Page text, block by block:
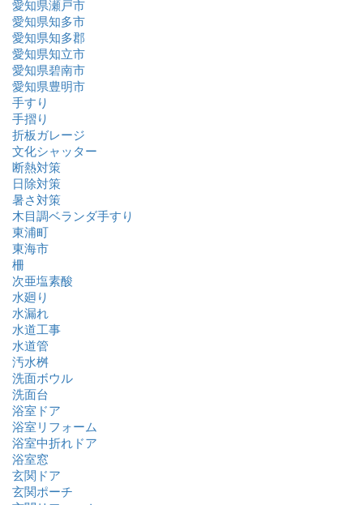
愛知県瀬戸市
愛知県知多市
愛知県知多郡
愛知県知立市
愛知県碧南市
愛知県豊明市
手すり
手摺り
折板ガレージ
文化シャッター
断熱対策
日除対策
暑さ対策
木目調ベランダ手すり
東浦町
東海市
柵
次亜塩素酸
水廻り
水漏れ
水道工事
水道管
汚水桝
洗面ボウル
洗面台
浴室ドア
浴室リフォーム
浴室中折れドア
浴室窓
玄関ドア
玄関ポーチ